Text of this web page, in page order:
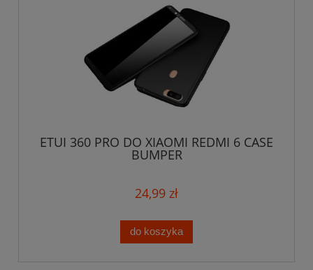
ETUI 360 PRO DO XIAOMI REDMI 6 CASE
BUMPER
24,99 zł
do koszyka